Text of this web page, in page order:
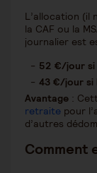
L’allocation (il
la CAF ou la
journalier est
52 €/jour si
43 €/jour si
Avantage :
retraite pour
d’autres
Comment